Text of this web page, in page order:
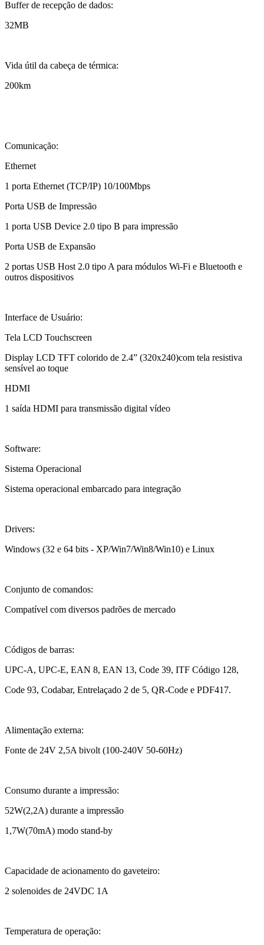
Buffer de recepção de dados:
32MB
Vida útil da cabeça de térmica:
200km
Comunicação:
Ethernet
1 porta Ethernet (TCP/IP) 10/100Mbps
Porta USB de Impressão
1 porta USB Device 2.0 tipo B para impressão
Porta USB de Expansão
2 portas USB Host 2.0 tipo A para módulos Wi-Fi e Bluetooth e
outros dispositivos
Interface de Usuário:
Tela LCD Touchscreen
Display LCD TFT colorido de 2.4” (320x240)com tela resistiva
sensível ao toque
HDMI
1 saída HDMI para transmissão digital vídeo
Software:
Sistema Operacional
Sistema operacional embarcado para integração
Drivers:
Windows (32 e 64 bits - XP/Win7/Win8/Win10) e Linux
Conjunto de comandos:
Compatível com diversos padrões de mercado
Códigos de barras:
UPC-A, UPC-E, EAN 8, EAN 13, Code 39, ITF Código 128,
Code 93, Codabar, Entrelaçado 2 de 5, QR-Code e PDF417.
Alimentação externa:
Fonte de 24V 2,5A bivolt (100-240V 50-60Hz)
Consumo durante a impressão:
52W(2,2A) durante a impressão
1,7W(70mA) modo stand-by
Capacidade de acionamento do gaveteiro:
2 solenoides de 24VDC 1A
Temperatura de operação: